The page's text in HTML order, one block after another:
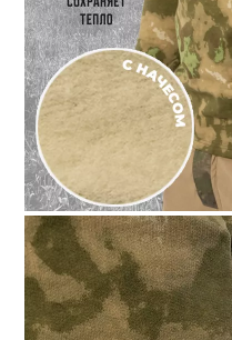
уборыСнаряжение
сезонаРаспродажа
—
Армейские жилетки,
Нательное белье
Аксессуары
одежды Брюки Кители
Горки Платья, Юбки
Плащи,
Дождевики
Рубашки
Фильтр
По умолчанию (возрастание)
По популярности (убывание)
По популярности
По алфавиту (убывание)
По алфавиту (возрастание)
По цене (убывание)
По цене (возрастание)